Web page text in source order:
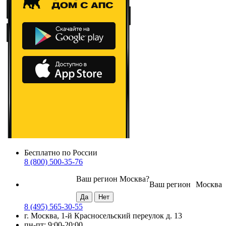
Бесплатно по России
8 (800) 500-35-76
Москва
Ваш регион
Ваш регион Москва?
8 (495) 565-30-55
г. Москва, 1-й Красносельский переулок д. 13